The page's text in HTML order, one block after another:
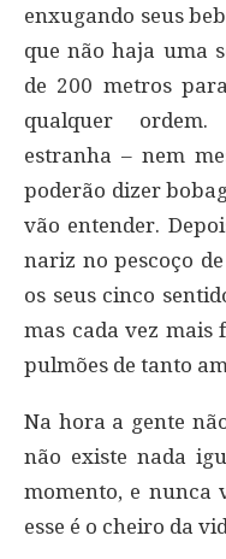
enxugando seus
que não haja uma
de 200 metros
qualquer
estranha – nem
poderão dizer
vão entender.
nariz no pescoço
os seus cinco
mas cada vez mais
pulmões de tanto
Na hora a gente
não existe nada
momento, e nunca
esse é o cheiro da